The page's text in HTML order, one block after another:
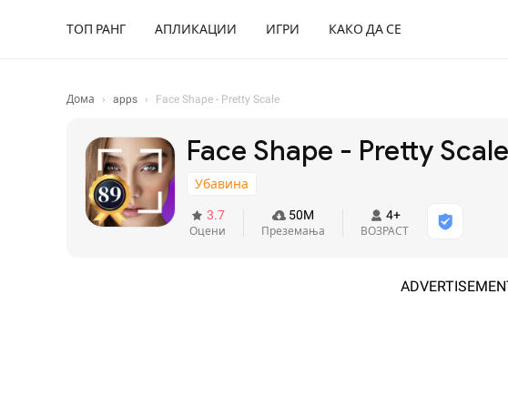
ТОП РАНГ АПЛИКАЦИИ ИГРИ КАКО ДА СЕ
Дома › apps › Face Shape - Pretty Scale
Face Shape - Pretty Scale
Убавина
3.7
Оцени
50M
Преземања
4+
ВОЗРАСТ